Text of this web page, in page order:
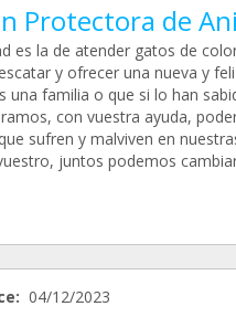
Protectora de
es la de atender gatos de
y ofrecer una nueva y
una familia o que si lo han
con vuestra ayuda,
sufren y malviven en
juntos podemos
04/12/2023